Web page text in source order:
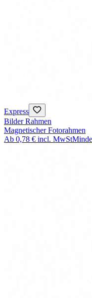
Express
Bilder Rahmen
Magnetischer Fotorahmen
Ab 0,78 € incl. MwSt